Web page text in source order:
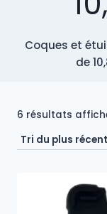
Coques et
de
6 résultats